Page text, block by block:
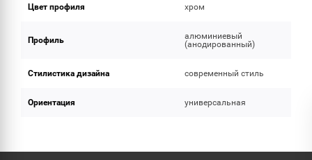
Цвет профиля хром
Профиль
алюминиевый
(анодированный)
Стилистика дизайна современный стиль
Ориентация универсальная